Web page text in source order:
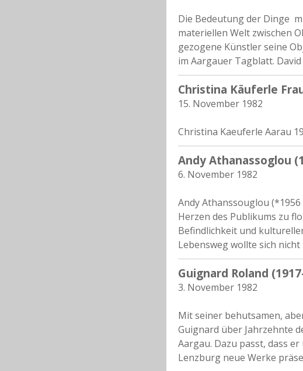
Die Bedeutung der Dinge
materiellen Welt zwischen
gezogene Künstler seine
im Aargauer Tagblatt.
Christina Käuferle
15. November 1982
Christina Kaeuferle Aarau
Andy Athanassoglou
6. November 1982
Andy Athanssouglou
Herzen des Publikums zu
Befindlichkeit und
Lebensweg wollte sich
Guignard Roland
3. November 1982
Mit seiner behutsamen,
Guignard über Jahrzehnte
Aargau. Dazu passt, dass
Lenzburg neue Werke